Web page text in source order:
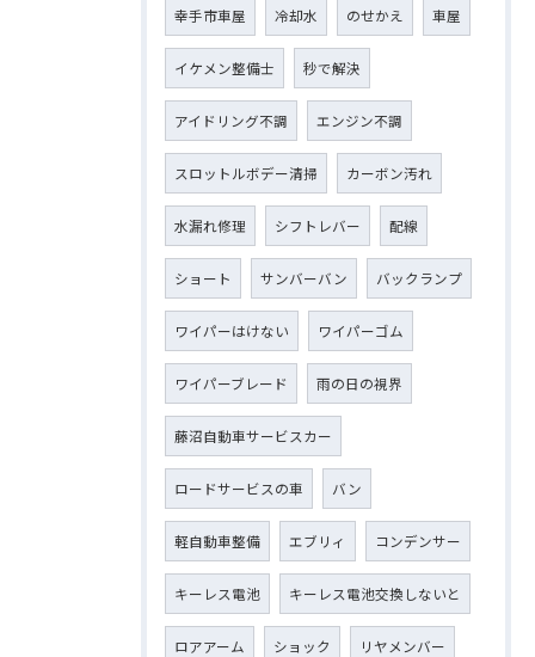
幸手市車屋 冷却水 のせかえ 車屋
イケメン整備士 秒で解決
アイドリング不調 エンジン不調
スロットルボデー清掃 カーボン汚れ
水漏れ修理 シフトレバー 配線
ショート サンバーバン バックランプ
ワイパーはけない ワイパーゴム
ワイパーブレード 雨の日の視界
藤沼自動車サービスカー
ロードサービスの車 バン
軽自動車整備 エブリィ コンデンサー
キーレス電池 キーレス電池交換しないと
ロアアーム ショック リヤメンバー